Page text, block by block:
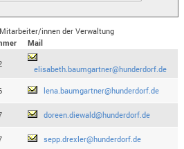
innen der Verwaltung
Mail
elisabeth.baumgartner@hunderdorf.de
lena.baumgartner@hunderdorf.de
doreen.diewald@hunderdorf.de
sepp.drexler@hunderdorf.de